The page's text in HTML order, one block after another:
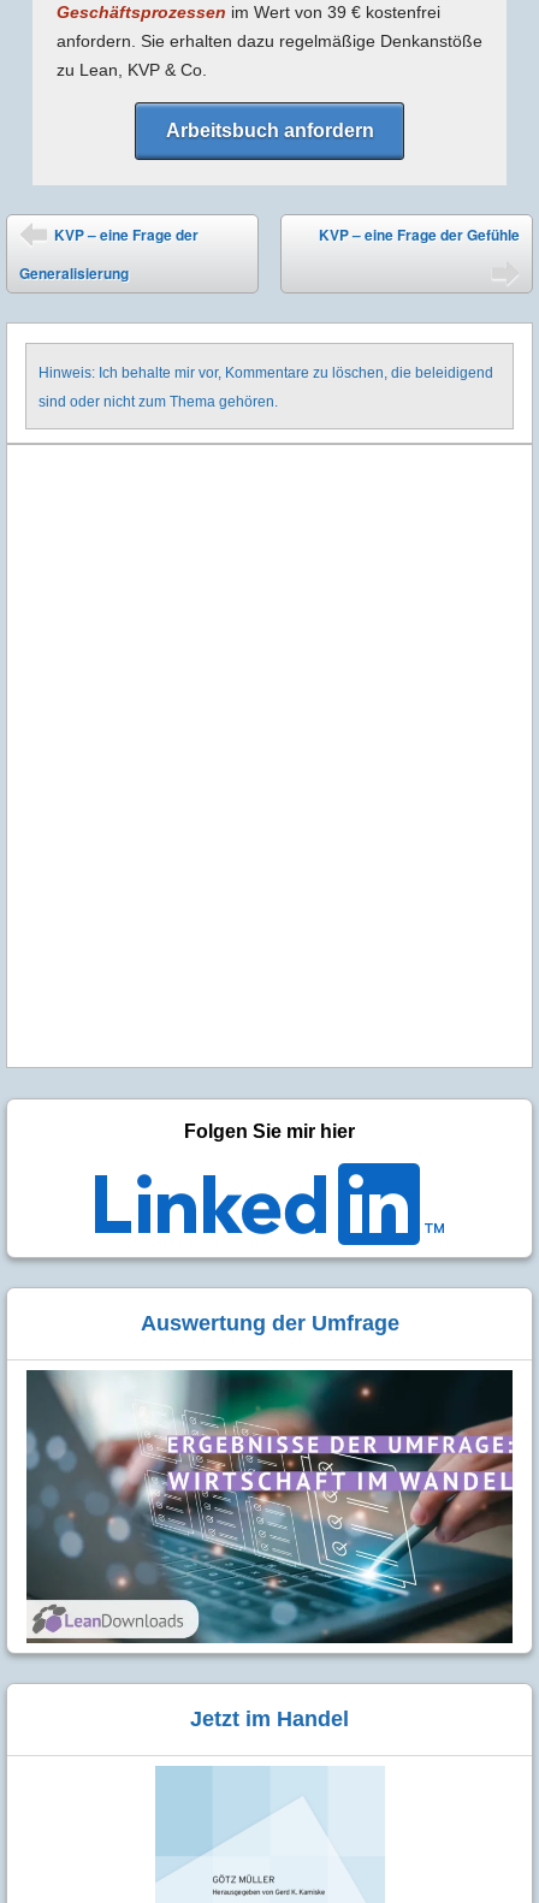
Geschäfts­prozessen im Wert von 39 € kostenfrei
anfordern. Sie erhalten dazu regel­mäßige Denk­anstöße
zu Lean, KVP & Co.
Arbeitsbuch anfordern
Post navigation
⬅
KVP – eine Frage der
Generalisierung
KVP – eine Frage der Gefühle
Hinweis: Ich behalte mir vor, Kommentare zu löschen, die beleidigend
sind oder nicht zum Thema gehören.
Folgen Sie mir hier
Auswertung der Umfrage
Jetzt im Handel